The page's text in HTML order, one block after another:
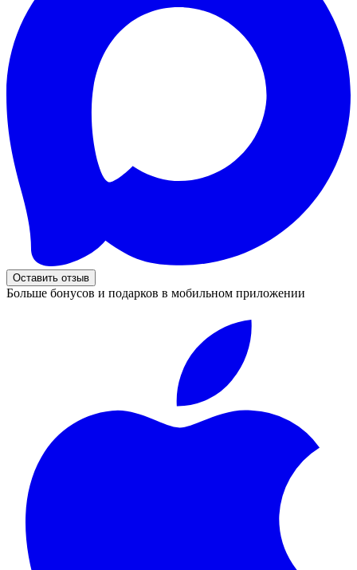
Оставить отзыв
Больше бонусов и подарков в мобильном приложении